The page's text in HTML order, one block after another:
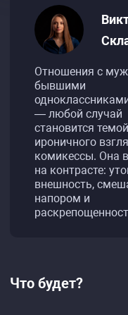
Отношения с
бывшими
— любой случай
становится
ироничного
комикессы. Она
на контрасте:
внешность,
напором и
Что будет?